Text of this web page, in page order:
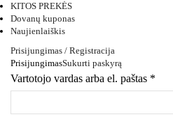
KITOS PREKĖS
Dovanų kuponas
Naujienlaiškis
Prisijungimas / Registracija
PrisijungimasSukurti paskyrą
Vartotojo vardas arba el. paštas *